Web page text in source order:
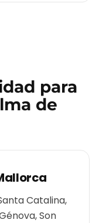
para
de
Catalina,
Son